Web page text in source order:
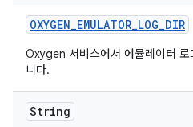
OXYGEN_EMULATOR_LOG_DIR
Oxygen 서비스에서 에뮬레이터 로
니다.
String